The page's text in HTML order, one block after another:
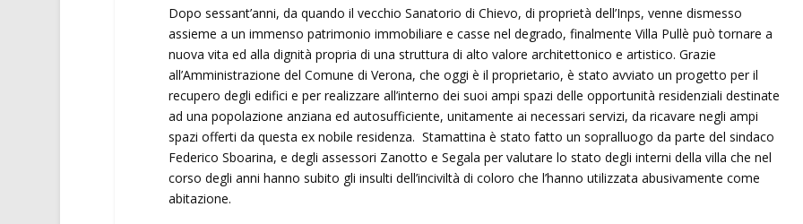
Dopo sessant’anni, da quando il vecchio Sanatorio di Chievo, di proprietà dell’Inps, venne dismesso
assieme a un immenso patrimonio immobiliare e casse nel degrado, finalmente Villa Pullè può tornare a
nuova vita ed alla dignità propria di una struttura di alto valore architettonico e artistico. Grazie
all’Amministrazione del Comune di Verona, che oggi è il proprietario, è stato avviato un progetto per il
recupero degli edifici e per realizzare all’interno dei suoi ampi spazi delle opportunità residenziali destinate
ad una popolazione anziana ed autosufficiente, unitamente ai necessari servizi, da ricavare negli ampi
spazi offerti da questa ex nobile residenza. Stamattina è stato fatto un sopralluogo da parte del sindaco
Federico Sboarina, e degli assessori Zanotto e Segala per valutare lo stato degli interni della villa che nel
corso degli anni hanno subito gli insulti dell’inciviltà di coloro che l’hanno utilizzata abusivamente come
abitazione.